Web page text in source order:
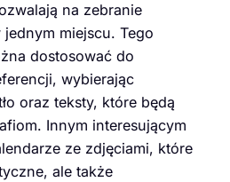
na zebranie
miejscu. Tego
dostosować do
wybierając
oraz teksty, które będą
Innym interesującym
ze zdjęciami, które
ale także